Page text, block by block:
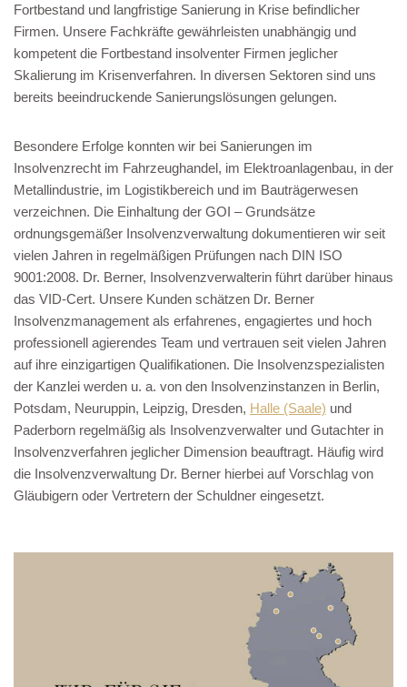
Fortbestand und langfristige Sanierung in Krise befindlicher
Firmen. Unsere Fachkräfte gewährleisten unabhängig und
kompetent die Fortbestand insolventer Firmen jeglicher
Skalierung im Krisenverfahren. In diversen Sektoren sind uns
bereits beeindruckende Sanierungslösungen gelungen.
Besondere Erfolge konnten wir bei Sanierungen im
Insolvenzrecht im Fahrzeughandel, im Elektroanlagenbau, in der
Metallindustrie, im Logistikbereich und im Bauträgerwesen
verzeichnen. Die Einhaltung der GOI – Grundsätze
ordnungsgemäßer Insolvenzverwaltung dokumentieren wir seit
vielen Jahren in regelmäßigen Prüfungen nach DIN ISO
9001:2008. Dr. Berner, Insolvenzverwalterin führt darüber hinaus
das VID-Cert. Unsere Kunden schätzen Dr. Berner
Insolvenzmanagement als erfahrenes, engagiertes und hoch
professionell agierendes Team und vertrauen seit vielen Jahren
auf ihre einzigartigen Qualifikationen. Die Insolvenzspezialisten
der Kanzlei werden u. a. von den Insolvenzinstanzen in Berlin,
Potsdam, Neuruppin, Leipzig, Dresden, Halle (Saale) und
Paderborn regelmäßig als Insolvenzverwalter und Gutachter in
Insolvenzverfahren jeglicher Dimension beauftragt. Häufig wird
die Insolvenzverwaltung Dr. Berner hierbei auf Vorschlag von
Gläubigern oder Vertretern der Schuldner eingesetzt.